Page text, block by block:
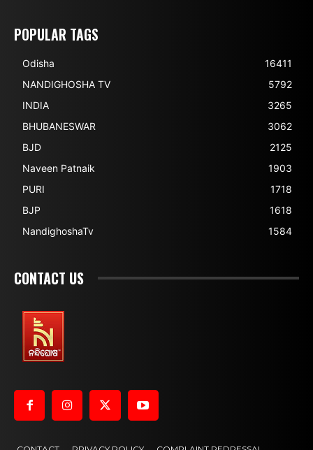
POPULAR TAGS
Odisha
16411
NANDIGHOSHA TV
5792
INDIA
3265
BHUBANESWAR
3062
BJD
2125
Naveen Patnaik
1903
PURI
1718
BJP
1618
NandighoshaTv
1584
CONTACT US